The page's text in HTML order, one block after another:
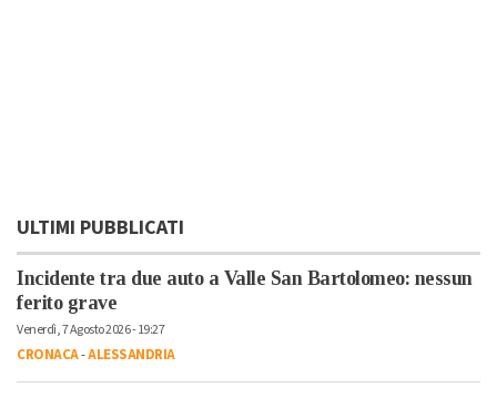
ULTIMI PUBBLICATI
Incidente tra due auto a Valle San Bartolomeo: nessun
ferito grave
Venerdì, 7 Agosto 2026 - 19:27
CRONACA-ALESSANDRIA